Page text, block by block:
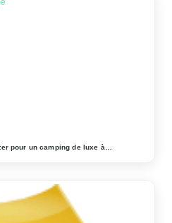
pour un camping de luxe à…